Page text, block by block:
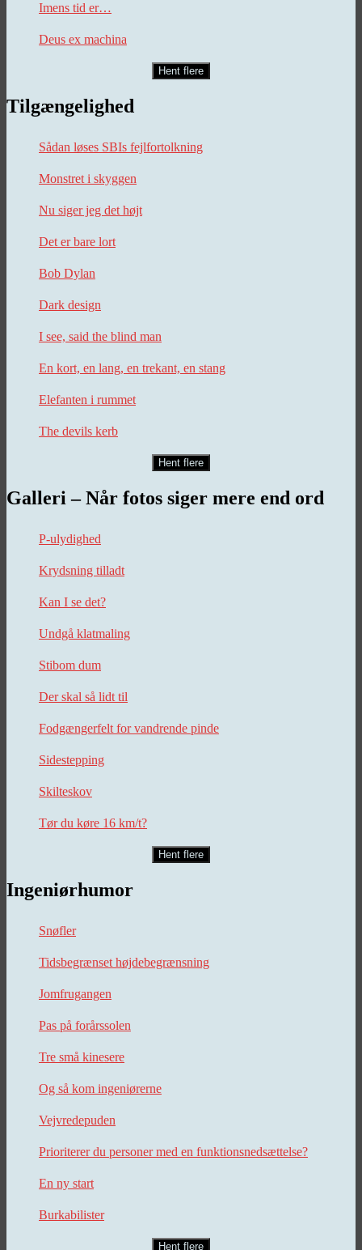
Imens tid er…
Deus ex machina
Hent flere
Tilgængelighed
Sådan løses SBIs fejlfortolkning
Monstret i skyggen
Nu siger jeg det højt
Det er bare lort
Bob Dylan
Dark design
I see, said the blind man
En kort, en lang, en trekant, en stang
Elefanten i rummet
The devils kerb
Hent flere
Galleri – Når fotos siger mere end ord
P-ulydighed
Krydsning tilladt
Kan I se det?
Undgå klatmaling
Stibom dum
Der skal så lidt til
Fodgængerfelt for vandrende pinde
Sidestepping
Skilteskov
Tør du køre 16 km/t?
Hent flere
Ingeniørhumor
Snøfler
Tidsbegrænset højdebegrænsning
Jomfrugangen
Pas på forårssolen
Tre små kinesere
Og så kom ingeniørerne
Vejvredepuden
Prioriterer du personer med en funktionsnedsættelse?
En ny start
Burkabilister
Hent flere